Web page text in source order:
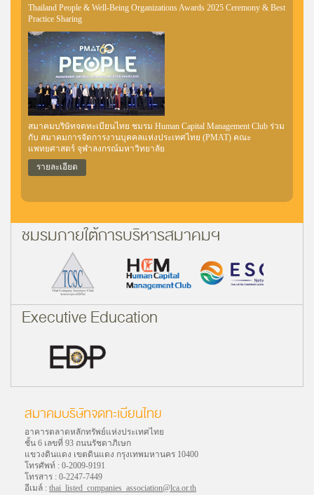
Thailand People & Well-Being Organizations Awards 2025 Ceremony & Best
Practice Sharing
สมาคมบริษัทจดทะเบียนไทย ชมรม Human Capital Management Club ร่วม
กับ สมาคมการจัดการงานบุคคลแห่งประเทศไทย (PMAT) คณะ
แพทยศาสตร์ จุฬาลงกรณ์มหาวิทยาลัย
รายละเอียด
ชมรมภายใต้การบริหารสมาคมฯ
Executive Education
สมาคมบริษัทจดทะเบียนไทย
อาคารตลาดหลักทรัพย์แห่งประเทศไทย
ชั้น 6 เลขที่ 93 ถนนรัชดาภิเษก
แขวงดินแดง เขตดินแดง กรุงเทพมหานคร 10400
โทรศัพท์ : 0-2009-9191
โทรสาร : 0-2247-7449
อีเมล์ : thai_listed_companies_association@lca.or.th